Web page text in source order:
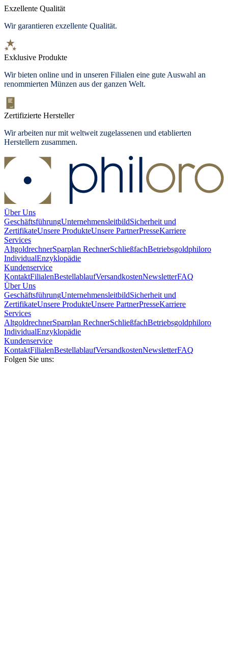
Exzellente Qualität
Wir garantieren exzellente Qualität.
Exklusive Produkte
Wir bieten online und in unseren Filialen eine gute Auswahl an
renommierten Münzen aus der ganzen Welt.
Zertifizierte Hersteller
Wir arbeiten nur mit weltweit zugelassenen und etablierten
Herstellern zusammen.
Über Uns
GeschäftsführungUnternehmensleitbildSicherheit und
ZertifikateUnsere ProdukteUnsere PartnerPresseKarriere
Services
AltgoldrechnerSparplan RechnerSchließfachBetriebsgoldphiloro
IndividualEnzyklopädie
Kundenservice
KontaktFilialenBestellablaufVersandkostenNewsletterFAQ
Über Uns
GeschäftsführungUnternehmensleitbildSicherheit und
ZertifikateUnsere ProdukteUnsere PartnerPresseKarriere
Services
AltgoldrechnerSparplan RechnerSchließfachBetriebsgoldphiloro
IndividualEnzyklopädie
Kundenservice
KontaktFilialenBestellablaufVersandkostenNewsletterFAQ
Folgen Sie uns: